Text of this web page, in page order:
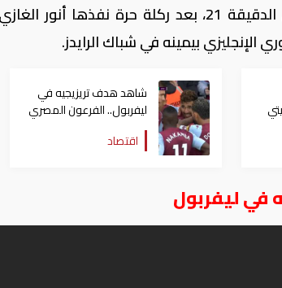
في الدقيقة 21، بعد ركلة حرة نفذها
بيمينه في شباك الرايدز.
شاهد هدف تريزيجيه في
ليفربول.. الفرعون المصري
يضع أول أهدافه في
الدوري الإنجليزي (فيديو)
اقتصاد
في ليفربول